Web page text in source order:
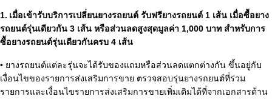
1. เมื่อเข้ารับบริการเปลี่ยนยางรถยนต์ รับฟรียางรถยนต์ 1 เส้น เมื่อซื้อยาง
รถยนต์รุ่นเดียวกัน 3 เส้น หรือส่วนลดสูงสุดมูลค่า 1,000 บาท สำหรับการ
ซื้อยางรถยนต์รุ่นเดียวกันครบ 4 เส้น
• ยางรถยนต์แต่ละรุ่นจะได้รับของแถมหรือส่วนลดแตกต่างกัน ขึ้นอยู่กับ
เงื่อนไขของรายการส่งเสริมการขาย ตรวจสอบรุ่นยางรถยนต์ที่ร่วม
รายการและเงื่อนไขรายการส่งเสริมการขายเพิ่มเติมได้ที่จากเอกสารด้าน